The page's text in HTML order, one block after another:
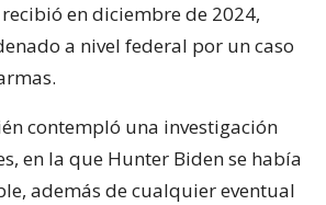
en diciembre de 2024,
a nivel federal por un caso
contempló una investigación
en la que Hunter Biden se había
además de cualquier eventual